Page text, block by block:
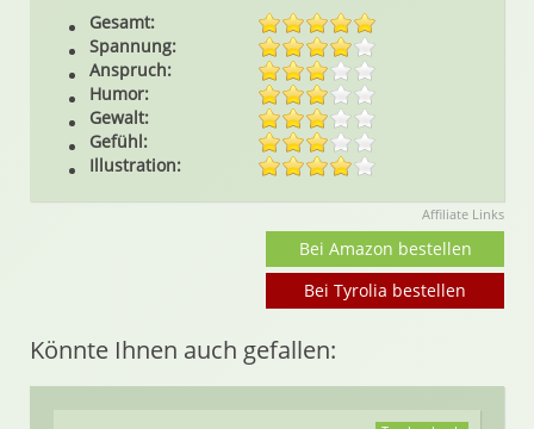
Gesamt:
Spannung:
Anspruch:
Humor:
Gewalt:
Gefühl:
Illustration:
Affiliate Links
Bei Amazon bestellen
Bei Tyrolia bestellen
Könnte Ihnen auch gefallen: